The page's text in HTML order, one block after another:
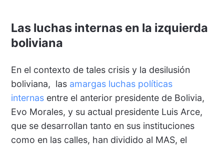
Las luchas internas en la izquierda
boliviana
En el contexto de tales crisis y la desilusión
boliviana, las amargas luchas políticas
internasentre el anterior presidente de Bolivia,
Evo Morales, y su actual presidente Luis Arce,
que se desarrollan tanto en sus instituciones
como en las calles, han dividido al MAS, el